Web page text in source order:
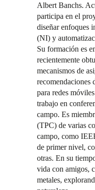
Albert Banchs.
participa en el
diseñar enfoques
(NI) y
Su formación es
recientemente
mecanismos de
recomendaciones
para redes
trabajo en
campo. Es
(TPC) de varias
campo, como
de primer nivel,
otras. En su
vida con amigos,
metales,